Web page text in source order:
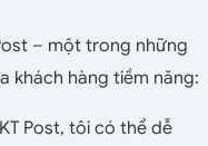
– một trong những
khách hàng tiềm năng:
Post, tôi có thể dễ